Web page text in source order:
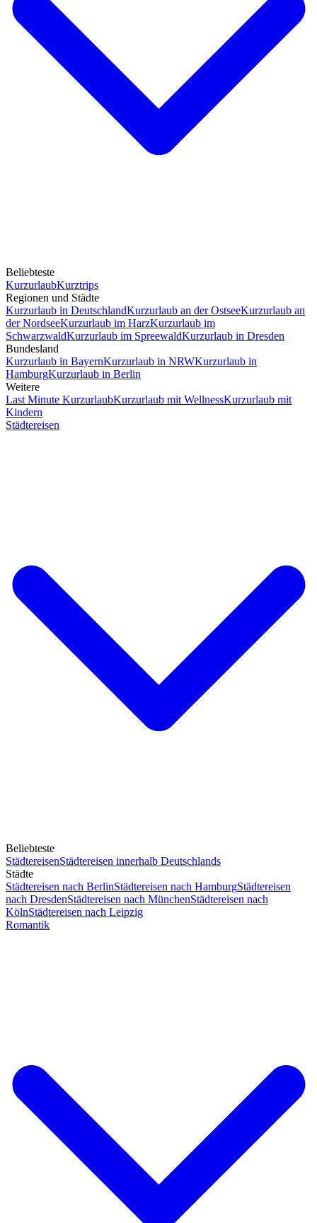
Beliebteste
KurzurlaubKurztrips
Regionen und Städte
Kurzurlaub in DeutschlandKurzurlaub an der OstseeKurzurlaub an
der NordseeKurzurlaub im HarzKurzurlaub im
SchwarzwaldKurzurlaub im SpreewaldKurzurlaub in Dresden
Bundesland
Kurzurlaub in BayernKurzurlaub in NRWKurzurlaub in
HamburgKurzurlaub in Berlin
Weitere
Last Minute KurzurlaubKurzurlaub mit WellnessKurzurlaub mit
Kindern
Städtereisen
Beliebteste
StädtereisenStädtereisen innerhalb Deutschlands
Städte
Städtereisen nach BerlinStädtereisen nach HamburgStädtereisen
nach DresdenStädtereisen nach MünchenStädtereisen nach
KölnStädtereisen nach Leipzig
Romantik